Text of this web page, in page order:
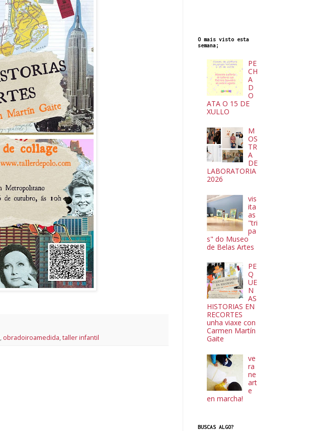
, obradoiroamedida,taller infantil
O mais visto esta
semana;
PE
CH
A
D
O
ATA O 15 DE
XULLO
M
OS
TR
A
DE
LABORATORIA
2026
vis
ita
as
"tri
pa
s" do Museo
de Belas Artes
PE
Q
UE
N
AS
HISTORIAS EN
RECORTES
unha viaxe con
Carmen Martín
Gaite
ve
ra
ne
art
e
en marcha!
BUSCAS ALGO?